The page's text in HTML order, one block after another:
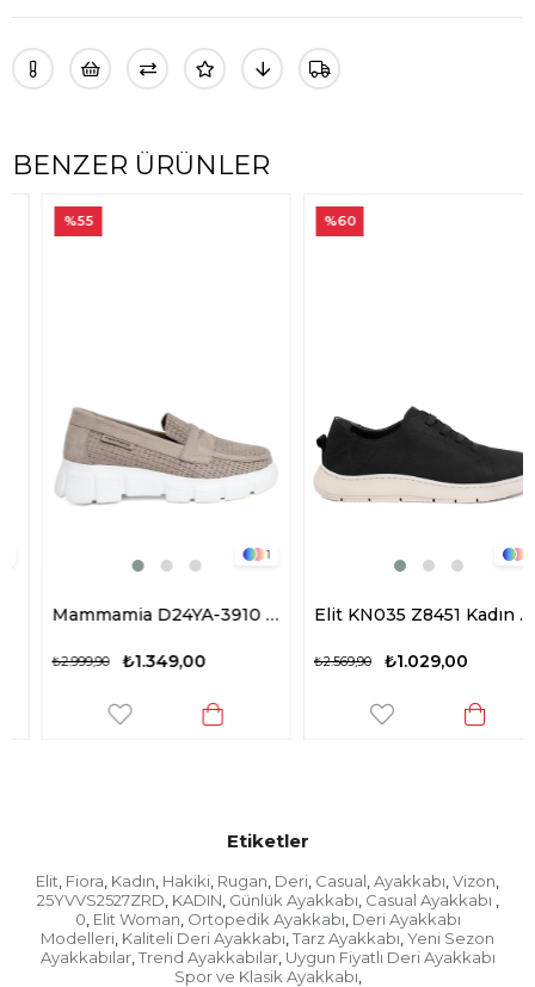
BENZER ÜRÜNLER
Mammamia D24YA-3910 Kadın Deri Casual Ayakkabı Gri
₺1.349,00
₺2.999,90
Elit KN035 Z8451 Kadın Hakiki Deri Casual Ayakkabı Siyah
₺1.029,00
₺2.569,90
%60
Etiketler
Elit Fiora Kadın Hakiki Rugan Deri Casual Ayakkabı Vizon
25YVVS2527ZRD KADIN Günlük Ayakkabı Casual Ayakkabı
0 Elit Woman Ortopedik Ayakkabı Deri Ayakkabı
Modelleri Kaliteli Deri Ayakkabı Tarz Ayakkabı Yeni Sezon
Ayakkabılar, Trend Ayakkabılar, Uygun Fiyatlı Deri Ayakkabı
Spor ve Klasik Ayakkabı